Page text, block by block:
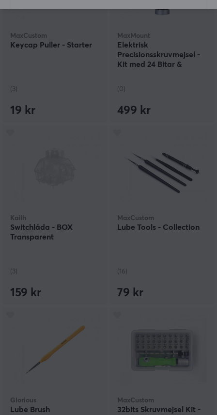
MaxCustom
Keycap Puller - Starter
(3)
19 kr
MaxMount
Elektrisk
Precisionsskruvmejsel -
Kit med 24 Bitar &
(0)
499 kr
Kailh
Switchlåda - BOX
Transparent
(3)
159 kr
MaxCustom
Lube Tools - Collection
(16)
79 kr
Glorious
Lube Brush
MaxCustom
32bits Skruvmejsel Kit -